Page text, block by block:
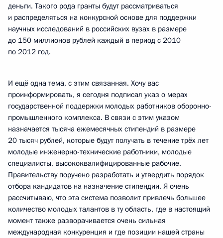
деньги. Такого рода гранты будут рассматриваться
и распределяться на конкурсной основе для поддержки
научных исследований в российских вузах в размере
до 150 миллионов рублей каждый в период с 2010
по 2012 год.
И ещё одна тема, с этим связанная. Хочу вас
проинформировать, я сегодня подписал указ о мерах
государственной поддержки молодых работников оборонно-
промышленного комплекса. В связи с этим указом
назначается тысяча ежемесячных стипендий в размере
20 тысяч рублей, которые будут получать в течение трёх лет
молодые инженерно-технические работники, молодые
специалисты, высококвалифицированные рабочие.
Правительству поручено разработать и утвердить порядок
отбора кандидатов на назначение стипендии. Я очень
рассчитываю, что эта система позволит привлечь большее
количество молодых талантов в ту область, где в настоящий
момент также разворачивается очень сильная
международная конкуренция и где позиции нашей страны